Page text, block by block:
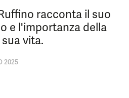
racconta il suo
e l'importanza della
vita.
2025